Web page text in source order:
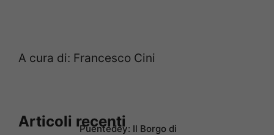
A cura di: Francesco Cini
Articoli recentiPuentedey: Il Borgo di